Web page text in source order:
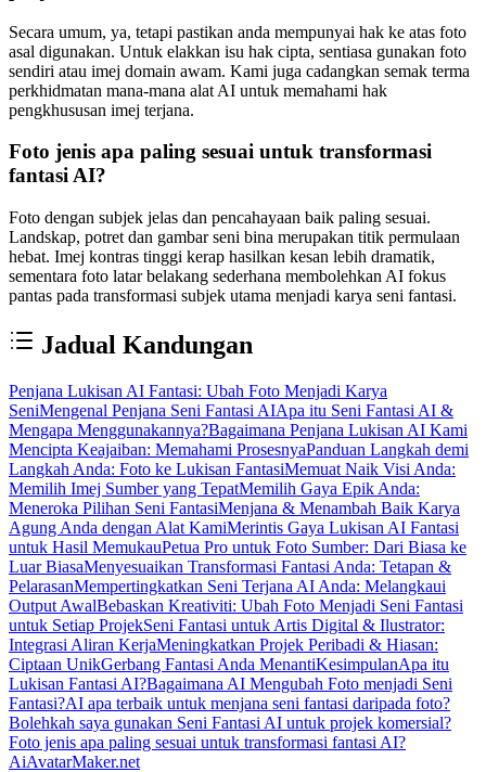
Secara umum, ya, tetapi pastikan anda mempunyai hak ke atas foto
asal digunakan. Untuk elakkan isu hak cipta, sentiasa gunakan foto
sendiri atau imej domain awam. Kami juga cadangkan semak terma
perkhidmatan mana-mana alat AI untuk memahami hak
pengkhususan imej terjana.
Foto jenis apa paling sesuai untuk transformasi
fantasi AI?
Foto dengan subjek jelas dan pencahayaan baik paling sesuai.
Landskap, potret dan gambar seni bina merupakan titik permulaan
hebat. Imej kontras tinggi kerap hasilkan kesan lebih dramatik,
sementara foto latar belakang sederhana membolehkan AI fokus
pantas pada transformasi subjek utama menjadi karya seni fantasi.
Jadual Kandungan
Penjana Lukisan AI Fantasi: Ubah Foto Menjadi Karya
SeniMengenal Penjana Seni Fantasi AIApa itu Seni Fantasi AI &
Mengapa Menggunakannya?Bagaimana Penjana Lukisan AI Kami
Mencipta Keajaiban: Memahami ProsesnyaPanduan Langkah demi
Langkah Anda: Foto ke Lukisan FantasiMemuat Naik Visi Anda:
Memilih Imej Sumber yang TepatMemilih Gaya Epik Anda:
Meneroka Pilihan Seni FantasiMenjana & Menambah Baik Karya
Agung Anda dengan Alat KamiMerintis Gaya Lukisan AI Fantasi
untuk Hasil MemukauPetua Pro untuk Foto Sumber: Dari Biasa ke
Luar BiasaMenyesuaikan Transformasi Fantasi Anda: Tetapan &
PelarasanMempertingkatkan Seni Terjana AI Anda: Melangkaui
Output AwalBebaskan Kreativiti: Ubah Foto Menjadi Seni Fantasi
untuk Setiap ProjekSeni Fantasi untuk Artis Digital & Ilustrator:
Integrasi Aliran KerjaMeningkatkan Projek Peribadi & Hiasan:
Ciptaan UnikGerbang Fantasi Anda MenantiKesimpulanApa itu
Lukisan Fantasi AI?Bagaimana AI Mengubah Foto menjadi Seni
Fantasi?AI apa terbaik untuk menjana seni fantasi daripada foto?
Bolehkah saya gunakan Seni Fantasi AI untuk projek komersial?
Foto jenis apa paling sesuai untuk transformasi fantasi AI?
AiAvatarMaker.net